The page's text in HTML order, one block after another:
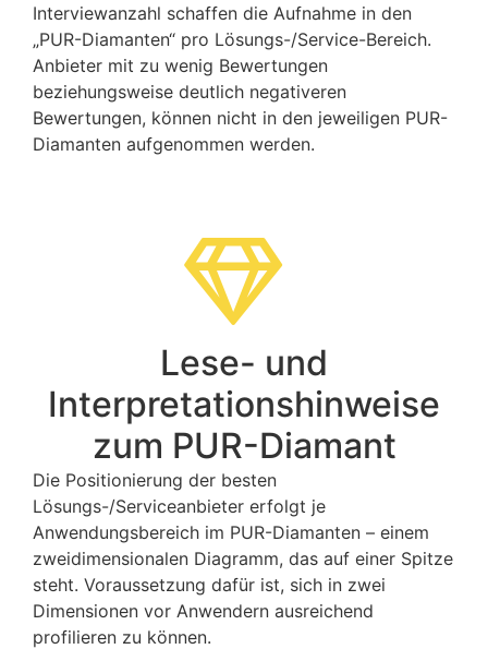
Interviewanzahl schaffen die Aufnahme in den
„PUR-Diamanten“ pro Lösungs-/Service-Bereich.
Anbieter mit zu wenig Bewertungen
beziehungsweise deutlich negativeren
Bewertungen, können nicht in den jeweiligen PUR-
Diamanten aufgenommen werden.
Lese- und
Interpretationshinweise
zum PUR-Diamant
Die Positionierung der besten
Lösungs-/Serviceanbieter erfolgt je
Anwendungsbereich im PUR-Diamanten – einem
zweidimensionalen Diagramm, das auf einer Spitze
steht. Voraussetzung dafür ist, sich in zwei
Dimensionen vor Anwendern ausreichend
profilieren zu können.